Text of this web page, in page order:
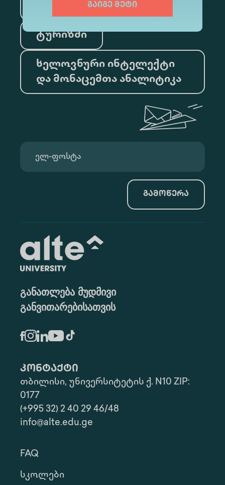
გაიგე მეტი
ფსიქოლოგია
ტურიზმი
ხელოვნური ინტელექტი
და მონაცემთა ანალიტიკა
გამოწერა
განათლება მუდმივი
განვითარებისათვის
კონტაქტი
თბილისი, უნივერსიტეტის ქ. N10 ZIP:
0177
(+995 32) 2 40 29 46/48
info@alte.edu.ge
FAQ
Სკოლები